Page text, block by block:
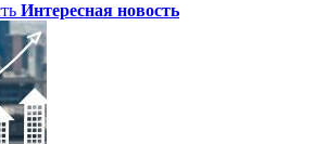
Интересная новость